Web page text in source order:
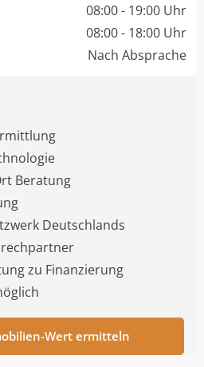
08:00 - 19:00 Uhr
08:00 - 18:00 Uhr
Nach Absprache
Beratung
Deutschlands
zu Finanzierung
Wert ermitteln